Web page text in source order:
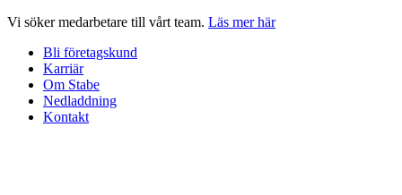
Hoppa
innehåll
Vi söker medarbetare till vårt team. Läs mer här
Bli företagskund
Karriär
Om Stabe
Nedladdning
Kontakt